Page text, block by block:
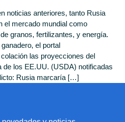
noticias anteriores, tanto Rusia
el mercado mundial como
granos, fertilizantes, y energía.
el portal
las proyecciones del
de los EE.UU. (USDA) notificadas
Rusia marcaría […]